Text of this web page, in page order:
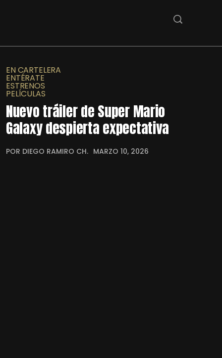
EN CARTELERA
ENTÉRATE
ESTRENOS
PELÍCULAS
Nuevo tráiler de Super Mario
Galaxy despierta expectativa
POR DIEGO RAMIRO CH. MARZO 10, 2026